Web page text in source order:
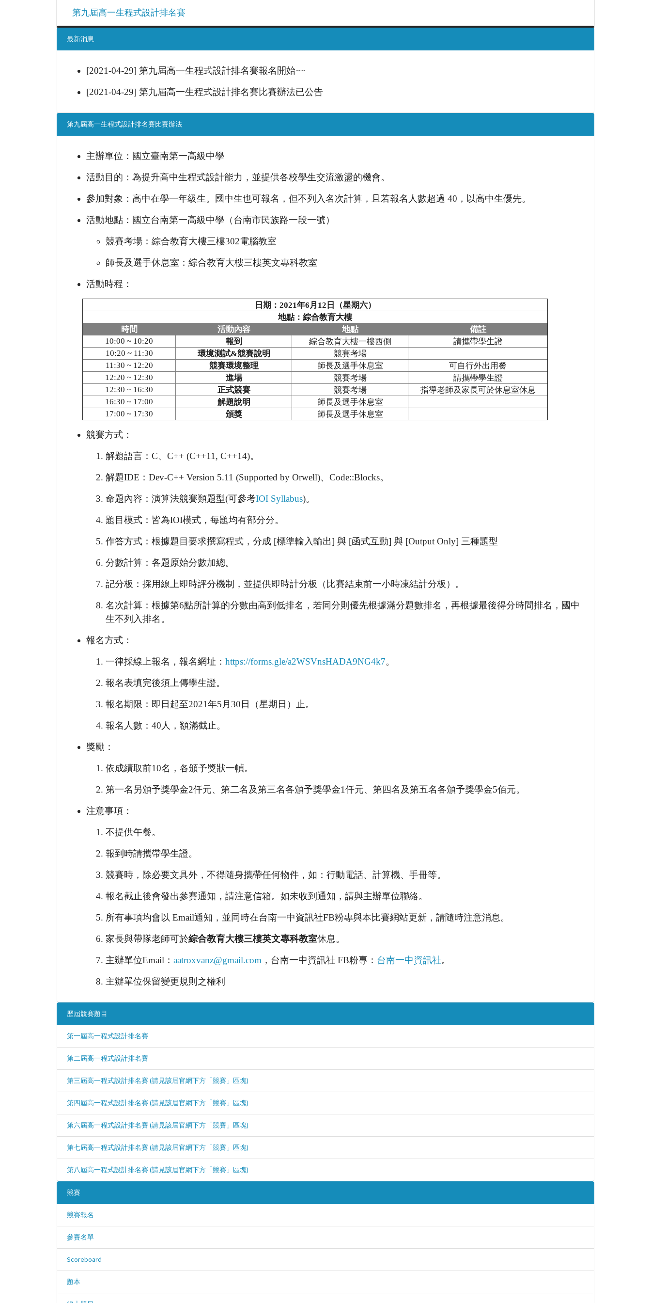
第九屆高一生程式設計排名賽
最新消息
[2021-04-29] 第九屆高一生程式設計排名賽報名開始~~
[2021-04-29] 第九屆高一生程式設計排名賽比賽辦法已公告
第九屆高一生程式設計排名賽比賽辦法
主辦單位：國立臺南第一高級中學
活動目的：為提升高中生程式設計能力，並提供各校學生交流激盪的機會。
參加對象：高中在學一年級生。國中生也可報名，但不列入名次計算，且若報名人數超過 40，以高中生優先。
活動地點：國立台南第一高級中學（台南市民族路一段一號）
競賽考場：綜合教育大樓三樓302電腦教室
師長及選手休息室：綜合教育大樓三樓英文專科教室
活動時程：
日期：2021年6月12日（星期六）
地點：綜合教育大樓
時間
活動內容 地點
備註
10:00 ~ 10:20
報到 綜合教育大樓一樓西側
請攜帶學生證
10:20 ~ 11:30
環境測試&競賽說明
競賽考場
11:30 ~ 12:20
競賽環境整理 師長及選手休息室
可自行外出用餐
12:20 ~ 12:30
進場 競賽考場
請攜帶學生證
12:30 ~ 16:30
正式競賽 競賽考場
指導老師及家長可於休息室休息
16:30 ~ 17:00
解題說明
師長及選手休息室
17:00 ~ 17:30
頒獎 師長及選手休息室
競賽方式：
解題語言：C、C++ (C++11, C++14)。
解題IDE：Dev-C++ Version 5.11 (Supported by Orwell)、Code::Blocks。
命題內容：演算法競賽類題型(可參考IOI Syllabus)。
題目模式：皆為IOI模式，每題均有部分分。
作答方式：根據題目要求撰寫程式，分成 [標準輸入輸出] 與 [函式互動] 與 [Output Only] 三種題型
分數計算：各題原始分數加總。
記分板：採用線上即時評分機制，並提供即時計分板（比賽結束前一小時凍結計分板）。
名次計算：根據第6點所計算的分數由高到低排名，若同分則優先根據滿分題數排名，再根據最後得分時間排名，國中
生不列入排名。
報名方式：
一律採線上報名，報名網址： https://forms.gle/a2WSVnsHADA9NG4k7。
報名表填完後須上傳學生證。
報名期限：即日起至2021年5月30日（星期日）止。
報名人數：40人，額滿截止。
獎勵：
依成績取前10名，各頒予獎狀一幀。
第一名另頒予獎學金2仟元、第二名及第三名各頒予獎學金1仟元、第四名及第五名各頒予獎學金5佰元。
注意事項：
不提供午餐。
報到時請攜帶學生證。
競賽時，除必要文具外，不得隨身攜帶任何物件，如：行動電話、計算機、手冊等。
報名截止後會發出參賽通知，請注意信箱。如未收到通知，請與主辦單位聯絡。
所有事項均會以 Email通知，並同時在台南一中資訊社FB粉專與本比賽網站更新，請隨時注意消息。
家長與帶隊老師可於綜合教育大樓三樓英文專科教室休息。
主辦單位Email： aatroxvanz@gmail.com ，台南一中資訊社 FB粉專： 台南一中資訊社。
主辦單位保留變更規則之權利
歷屆競賽題目
第一屆高一程式設計排名賽
第二屆高一程式設計排名賽
第三屆高一程式設計排名賽 (請見該屆官網下方「競賽」區塊)
第四屆高一程式設計排名賽 (請見該屆官網下方「競賽」區塊)
第六屆高一程式設計排名賽 (請見該屆官網下方「競賽」區塊)
第七屆高一程式設計排名賽 (請見該屆官網下方「競賽」區塊)
第八屆高一程式設計排名賽 (請見該屆官網下方「競賽」區塊)
競賽
競賽報名
參賽名單
Scoreboard
題本